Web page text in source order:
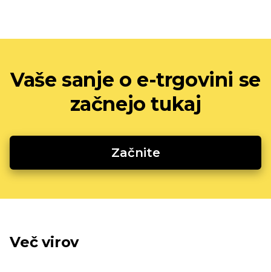
Vaše sanje o e-trgovini se
začnejo tukaj
Začnite
Več virov